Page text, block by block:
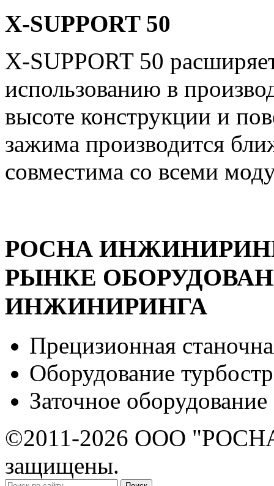
X-SUPPORT 50
X-SUPPORT 50
использованию в
высоте конструкции и
зажима производится
совместима со всеми
РОСНА
РЫНКЕ
ИНЖИНИРИНГА
Прецизионная
Оборудование
Заточное оборудование
©2011-2026 ООО
защищены.